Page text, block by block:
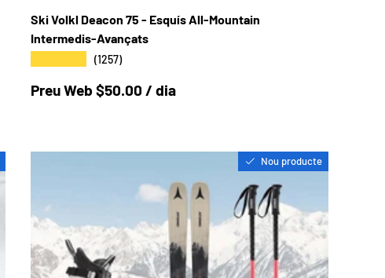
Ski Volkl Deacon 75 - Esquís All-Mountain
Intermedis-Avançats
(1257)
Preu a la botiga
Preu Web $50.00 / dia
Nou producte